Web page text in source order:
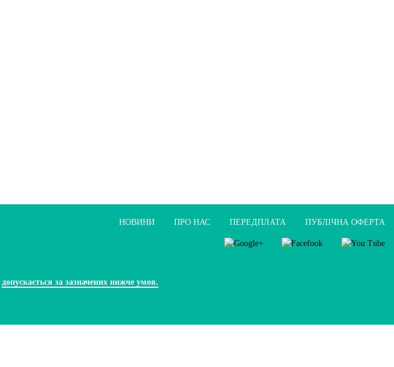
НОВИНИ ПРО НАС ПЕРЕДПЛАТА ПУБЛIЧНА ОФЕРТА
допускається за зазначених нижче умов.